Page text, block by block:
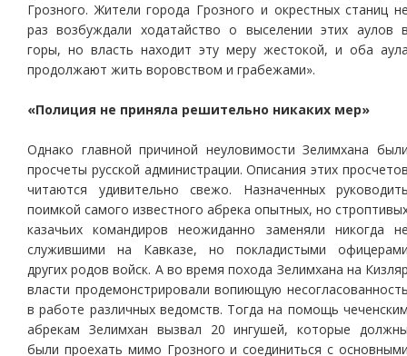
Грозного. Жители города Грозного и окрестных станиц
раз возбуждали ходатайство о выселении этих аулов
горы, но власть находит эту меру жестокой, и оба
продолжают жить воровством и грабежами».
«Полиция не приняла решительно никаких мер»
Однако главной причиной неуловимости Зелимхана
просчеты русской администрации. Описания этих
читаются удивительно свежо. Назначенных
поимкой самого известного абрека опытных, но
казачьих командиров неожиданно заменяли никогда
служившими на Кавказе, но покладистыми
других родов войск. А во время похода Зелимхана на
власти продемонстрировали вопиющую
в работе различных ведомств. Тогда на помощь
абрекам Зелимхан вызвал 20 ингушей, которые
были проехать мимо Грозного и соединиться с